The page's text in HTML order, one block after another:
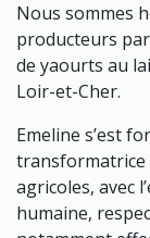
Nous sommes
producteurs
de yaourts au
Loir-et-Cher.
Emeline s’est
transformatrice
agricoles, avec
humaine,